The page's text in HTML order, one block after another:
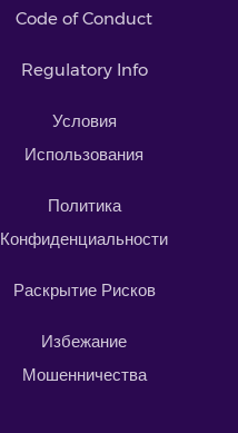
Code of Conduct
Regulatory Info
Условия
Использования
Политика
Конфиденциальности
Раскрытие Рисков
Избежание
Мошенничества